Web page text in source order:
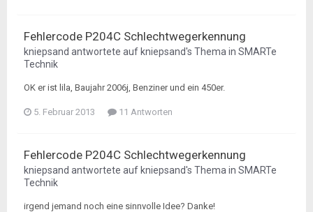
Fehlercode P204C Schlechtwegerkennung
kniepsand antwortete auf kniepsand's Thema in SMARTe
Technik
OK er ist lila, Baujahr 2006j, Benziner und ein 450er.
5. Februar 2013 11 Antworten
Fehlercode P204C Schlechtwegerkennung
kniepsand antwortete auf kniepsand's Thema in SMARTe
Technik
irgend jemand noch eine sinnvolle Idee? Danke!